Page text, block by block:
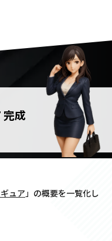
成
ュア」の概要を一覧化し